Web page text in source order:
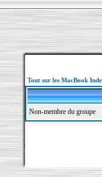
Tout sur les MacBook
Non-membre du groupe